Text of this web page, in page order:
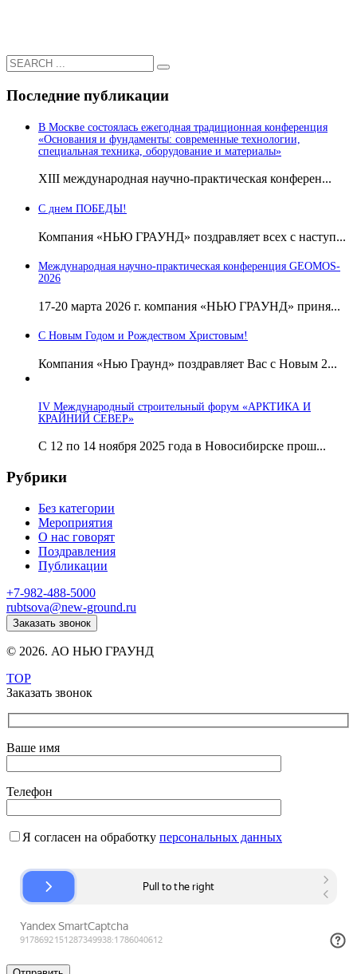
Последние публикации
В Москве состоялась ежегодная традиционная конференция
«Основания и фундаменты: современные технологии,
специальная техника, оборудование и материалы»
ХIII международная научно-практическая конферен...
С днем ПОБЕДЫ!
Компания «НЬЮ ГРАУНД» поздравляет всех с наступ...
Международная научно-практическая конференция GEOMOS-
2026
17-20 марта 2026 г. компания «НЬЮ ГРАУНД» приня...
С Новым Годом и Рождеством Христовым!
Компания «Нью Граунд» поздравляет Вас с Новым 2...
IV Международный строительный форум «АРКТИКА И
КРАЙНИЙ СЕВЕР»
С 12 по 14 ноября 2025 года в Новосибирске прош...
Рубрики
Без категории
Мероприятия
О нас говорят
Поздравления
Публикации
+7-982-488-5000
rubtsova@new-ground.ru
Заказать звонок
© 2026. АО НЬЮ ГРАУНД
TOP
Заказать звонок
Ваше имя
Телефон
Я согласен на обработку персональных данных